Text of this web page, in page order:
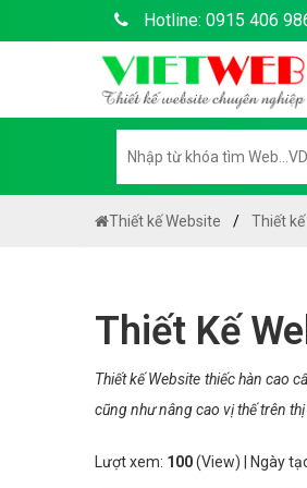
Hotline: 0915 406
Thiết kế Website Thiết
Thiết Kế
Thiết kế Website thiếc hàn cao
cũng như nâng cao vị thế trên
Lượt xem: 100(View) | Ngày